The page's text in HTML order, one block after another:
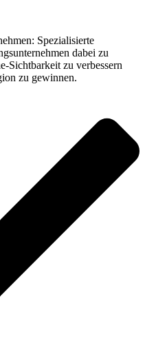
Spezialisierte
dabei zu
Sichtbarkeit zu verbessern
zu gewinnen.